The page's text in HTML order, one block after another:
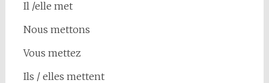
Il /elle met
Nous mettons
Vous mettez
Ils / elles mettent